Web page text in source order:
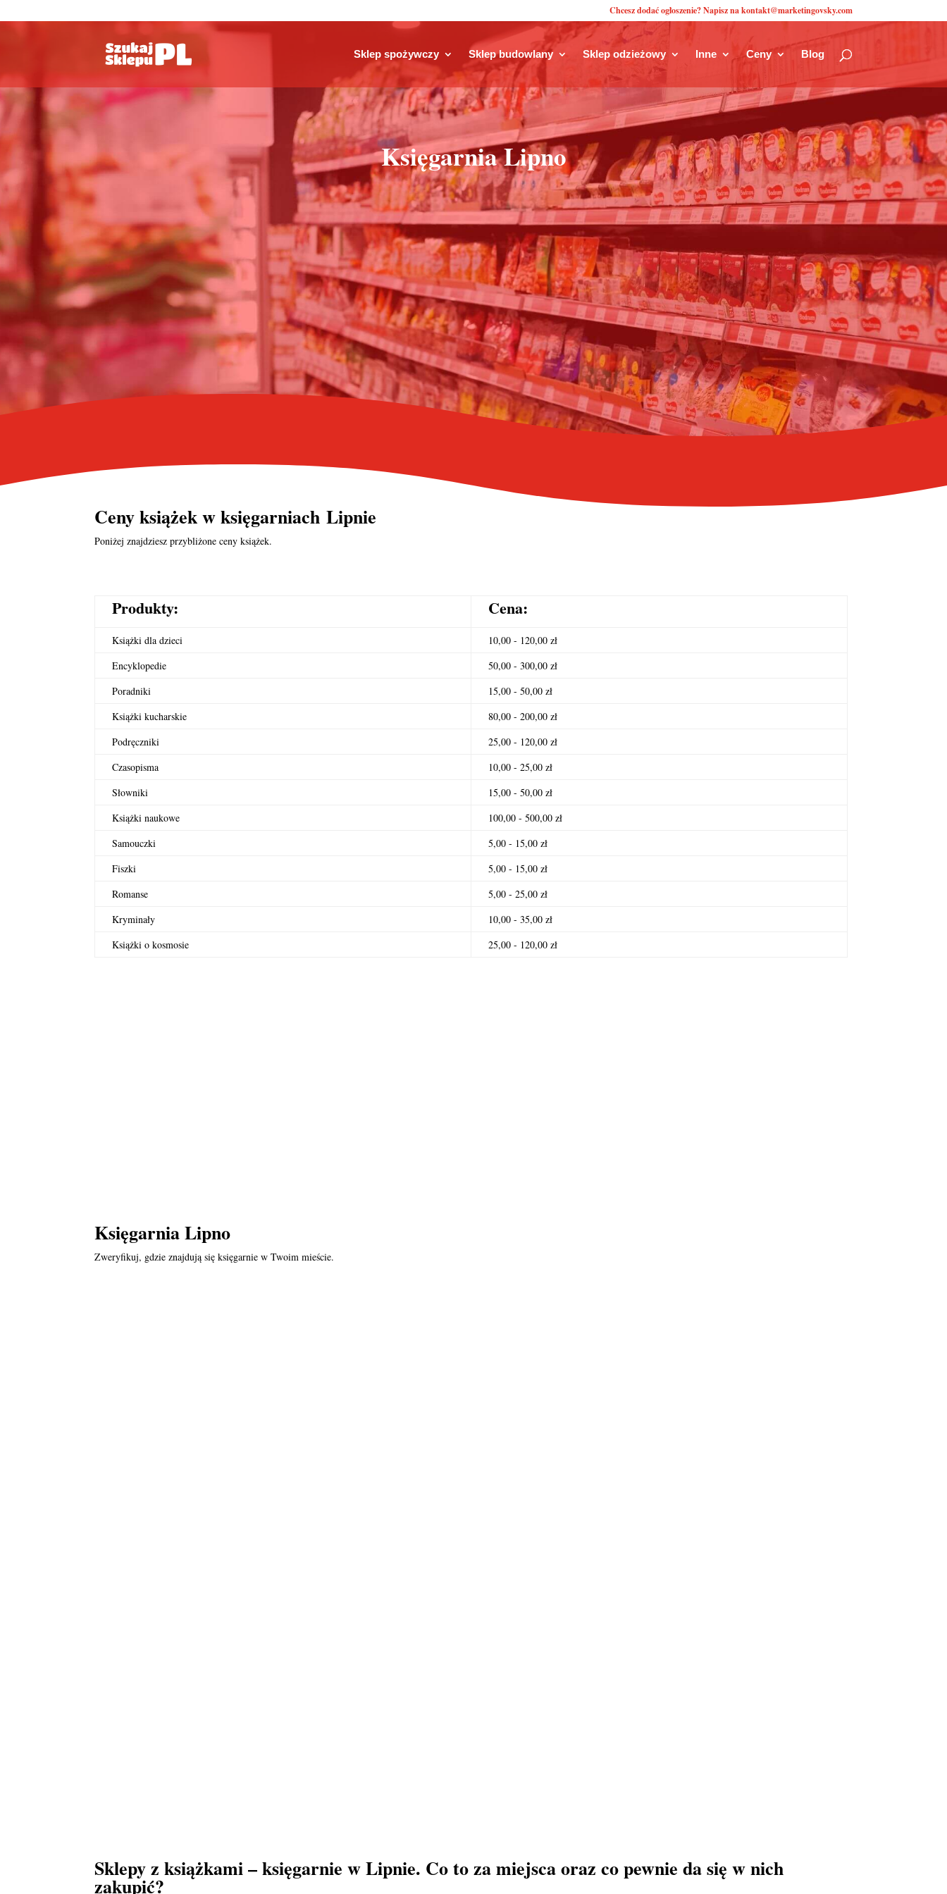
Chcesz dodać ogłoszenie? Napisz na kontakt@marketingovsky.com
Sklep spożywczy Sklep budowlany Sklep odzieżowy Inne Ceny Blog
Księgarnia Lipno
Ceny książek w księgarniach Lipnie
Poniżej znajdziesz przybliżone ceny książek.
Produkty: Cena:
Książki dla dzieci
10,00 - 120,00 zł
Encyklopedie
50,00 - 300,00 zł
Poradniki
15,00 - 50,00 zł
Książki kucharskie
80,00 - 200,00 zł
Podręczniki
25,00 - 120,00 zł
Czasopisma
10,00 - 25,00 zł
Słowniki
15,00 - 50,00 zł
Książki naukowe
100,00 - 500,00 zł
Samouczki
5,00 - 15,00 zł
Fiszki
5,00 - 15,00 zł
Romanse
5,00 - 25,00 zł
Kryminały
10,00 - 35,00 zł
Książki o kosmosie
25,00 - 120,00 zł
Księgarnia Lipno
Zweryfikuj, gdzie znajdują się księgarnie w Twoim mieście.
Sklepy z książkami – księgarnie w Lipnie. Co to za miejsca oraz co pewnie da się w nich
zakupić?